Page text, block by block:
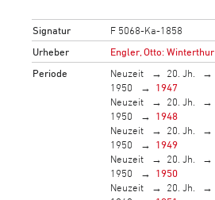
Signatur
F 5068-Ka-1858
Urheber
Engler, Otto: Winterthur
Periode
Neuzeit 20. Jh.
1950
1947
Neuzeit
20. Jh.
1950
1948
Neuzeit
20. Jh.
1950
1949
Neuzeit
20. Jh.
1950
1950
Neuzeit
20. Jh.